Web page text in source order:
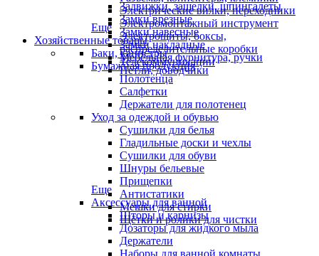
Электрические вилки, переходники
Электромонтажный инструмент
Электрощиты, боксы,
распределительные коробки
Телекоммуникации
Задвижки, защелки, шпингалеты
Замки врезные
Замки навесные
Замки накладные
Мебельная фурнитура, ручки
Петли, доводчики
Еще
Хозяйственные товары
Баки, канистры
Бумажная продукция
Полотенца
Салфетки
Держатели для полотенец
Уход за одеждой и обувью
Сушилки для белья
Гладильные доски и чехлы
Сушилки для обуви
Шнуры бельевые
Прищепки
Антистатики
Мешки для стирки
Щётки и ролики для чистки
Еще
Аксессуары для ванной
Шторы и карнизы
Дозаторы для жидкого мыла
Держатели
Наборы для ванной комнаты